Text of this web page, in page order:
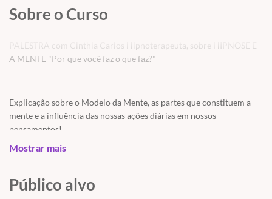
Sobre o Curso
PALESTRA com Cinthia Carlos Hipnoterapeuta, sobre HIPNOSE E
A MENTE "Por que você faz o que faz?"
Explicação sobre o Modelo da Mente, as partes que constituem a
mente e a influência das nossas ações diárias em nossos
pensamentos!
Mostrar mais
Público alvo